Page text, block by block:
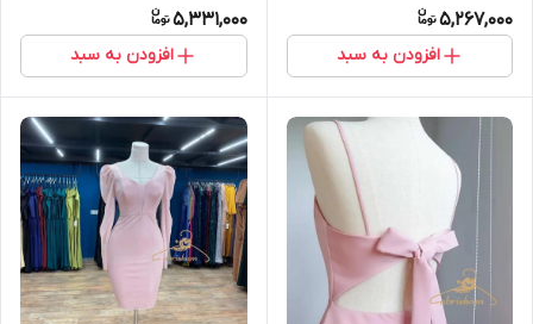
5,267,000
افزودن به سبد
5,331,000
افزودن به سبد